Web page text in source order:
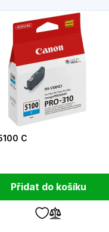
C
Přidat do košíku